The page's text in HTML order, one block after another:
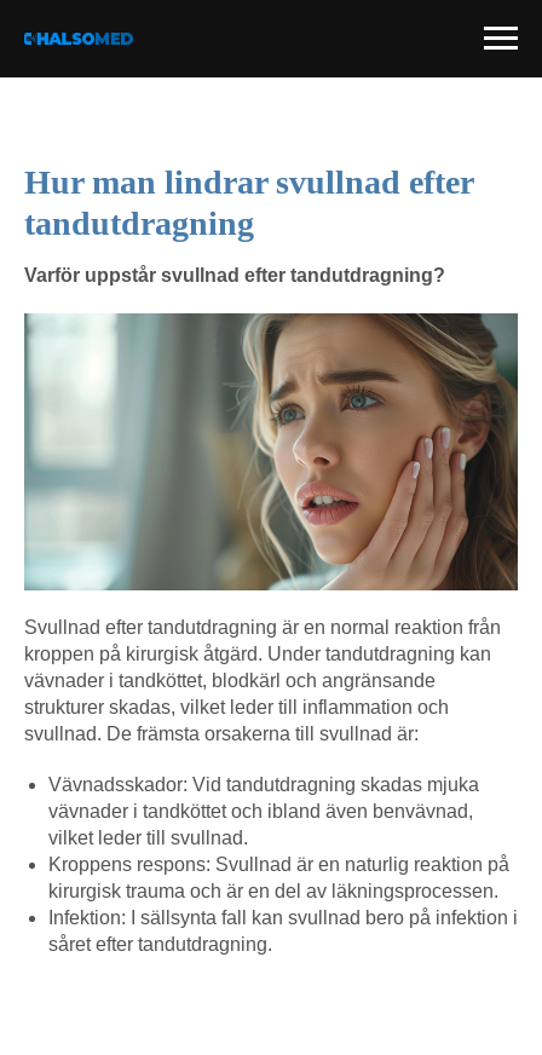
Hur man lindrar svullnad efter
tandutdragning
Varför uppstår svullnad efter tandutdragning?
Svullnad efter tandutdragning är en normal reaktion från
kroppen på kirurgisk åtgärd. Under tandutdragning kan
vävnader i tandköttet, blodkärl och angränsande
strukturer skadas, vilket leder till inflammation och
svullnad. De främsta orsakerna till svullnad är:
Vävnadsskador: Vid tandutdragning skadas mjuka
vävnader i tandköttet och ibland även benvävnad,
vilket leder till svullnad.
Kroppens respons: Svullnad är en naturlig reaktion på
kirurgisk trauma och är en del av läkningsprocessen.
Infektion: I sällsynta fall kan svullnad bero på infektion i
såret efter tandutdragning.